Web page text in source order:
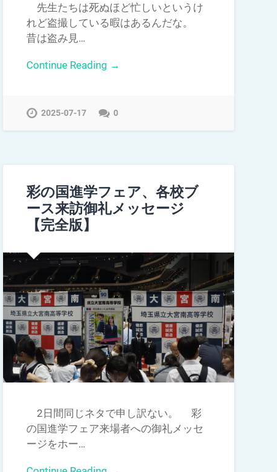
先生たちは死ぬほど忙しいというけ
れど盗撮している暇はあるんだな。
昔は盗み見…
Continue Reading →
2025-07-17 0
彩の国進学フェア、各校ブ
ース来訪御礼メッセージ
【完全版】
2日間同じネタで申し訳ない。 彩
の国進学フェア来場者への御礼メッセ
ージをホー…